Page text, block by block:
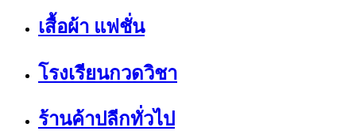
เสื้อผ้า แฟชั่น
โรงเรียนกวดวิชา
ร้านค้าปลีกทั่วไป